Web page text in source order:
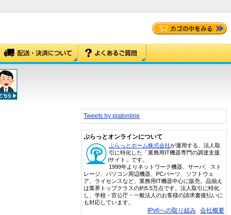
Tweets by platonline
ぷらっとオンラインについて
ぷらっとホーム株式会社が運用する、法人取
引に特化した「業務用IT機器専門の調達支援
サイト」です。
1999年よりネットワーク機器、サーバ、スト
レージ、パソコン周辺機器、PCパーツ、ソフトウェ
ア、ライセンスなど、業務用IT機器中心に販売。品揃え
は業界トップクラスの約5.5万点です。法人取引に特化
し、学校・官公庁・一般法人のお客様の請求書後払いに
も対応しています。
IPv6への取り組み 会社概要